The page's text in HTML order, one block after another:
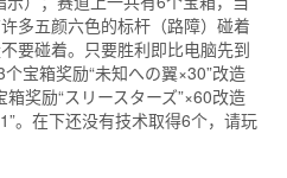
多五颜六色的标杆（路障）碰着
要碰着。只要胜利即比电脑先到
宝箱奖励“未知への翼×30”改造
奖励“スリースターズ”×60改造
。在下还没有技术取得6个，请玩